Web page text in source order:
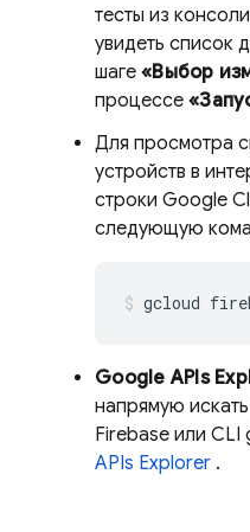
тесты из консоли
увидеть список
шаге «Выбор
процессе
Для просмотра
устройств в
строки Google
следующую
gcloud
Google APIs
напрямую
Firebase или CLI
APIs Explorer .